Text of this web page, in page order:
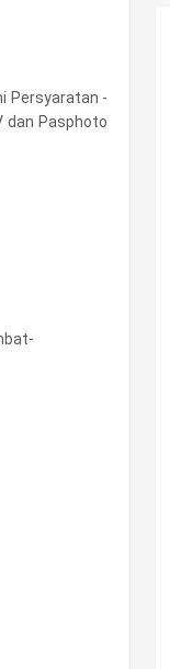
Persyaratan -
dan Pasphoto